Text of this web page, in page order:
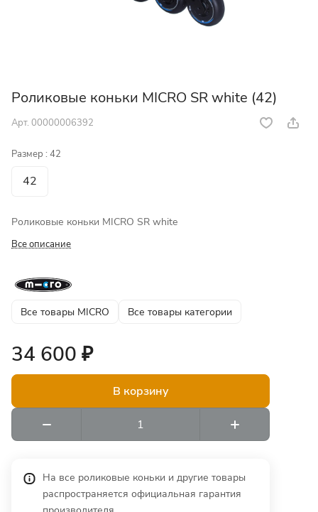
Роликовые коньки MICRO SR white (42)
Арт. 00000006392
Размер : 42
42
Роликовые коньки MICRO SR white
Все описание
Все товары MICRO Все товары категории
34 600 ₽
В корзину
На все роликовые коньки и другие товары
распространяется официальная гарантия